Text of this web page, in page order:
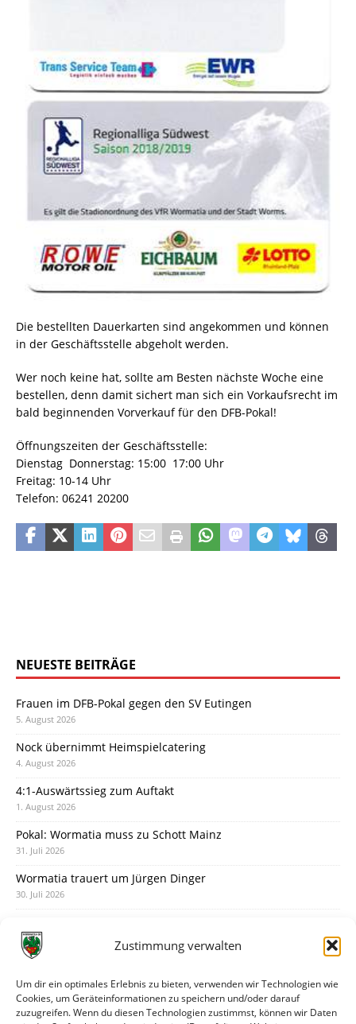
Zustimmung verwalten
Um dir ein optimales Erlebnis zu bieten, verwenden wir Technologien wie
Cookies, um Geräteinformationen zu speichern und/oder darauf
zuzugreifen. Wenn du diesen Technologien zustimmst, können wir Daten
Die bestellten Dauerkarten sind angekommen und können
in der Geschäftsstelle abgeholt werden.
Wer noch keine hat, sollte am Besten nächste Woche eine
bestellen, denn damit sichert man sich ein Vorkaufsrecht im
bald beginnenden Vorverkauf für den DFB-Pokal!
Öffnungszeiten der Geschäftsstelle:
Dienstag  Donnerstag: 15:00  17:00 Uhr
Freitag: 10-14 Uhr
Telefon: 06241 20200
NEUESTE BEITRÄGE
Frauen im DFB-Pokal gegen den SV Eutingen
5. August 2026
Nock übernimmt Heimspielcatering
4. August 2026
4:1-Auswärtssieg zum Auftakt
1. August 2026
Pokal: Wormatia muss zu Schott Mainz
31. Juli 2026
Wormatia trauert um Jürgen Dinger
30. Juli 2026
28. Juli 2026
28. Juli 2026
Neue Podcast-Folge: So tickt Björn!